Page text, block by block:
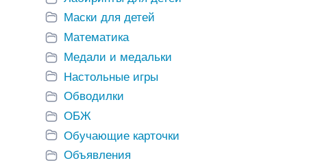
Маски для детей
Математика
Медали и медальки
Настольные игры
Обводилки
ОБЖ
Обучающие карточки
Объявления